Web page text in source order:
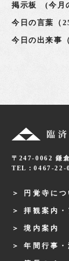
掲示板 (今月
今日の言葉（
今日の出来事
〒247-0062
TEL：0467-22-
円覚寺につ
拝観案内・
境内案内
年間行事・